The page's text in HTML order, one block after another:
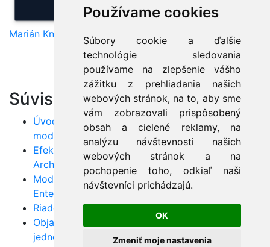
Používame cookies
Súbory cookie a ďalšie
technológie sledovania
používame na zlepšenie vášho
zážitku z prehliadania našich
webových stránok, na to, aby sme
vám zobrazovali prispôsobený
obsah a cielené reklamy, na
analýzu návštevnosti našich
webových stránok a na
pochopenie toho, odkiaľ naši
návštevníci prichádzajú.
OK
Zmeniť moje nastavenia
Marián Knězek
Súvisiace články:
Úvod do UML v Enterprise Architect: Začnite s
modelovaním
Efektívne softvérové návrhy s UML a Enterprise
Architect
Modelovanie softvéru: Zvládnite UML v nástroji
Enterprise Architect
Riadenie toku programu s cyklami v Jave
Objavte tajomstvá poľa v Jave: Od
jednorozmerných po viacrozmerné